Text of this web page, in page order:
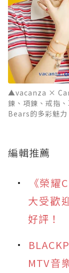
▲vacanza ×
鍊、項鍊、戒指
Bears的多彩魅力
編輯推薦
《榮耀
大受歡
好評！
MTV音